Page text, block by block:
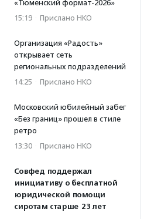
«Тюменский формат-2026»
15:19 · Прислано НКО
Организация «Радость»
открывает сеть
региональных подразделений
14:25 · Прислано НКО
Московский юбилейный забег
«Без границ» прошел в стиле
ретро
13:30 · Прислано НКО
Совфед поддержал
инициативу о бесплатной
юридической помощи
сиротам старше 23 лет